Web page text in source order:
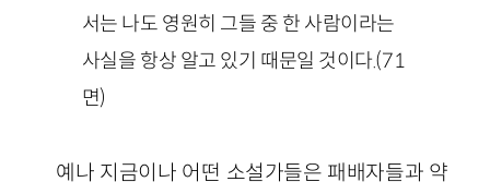
서는 나도 영원히 그들 중 한 사람이라는
사실을 항상 알고 있기 때문일 것이다.(71
면)
예나 지금이나 어떤 소설가들은 패배자들과 약